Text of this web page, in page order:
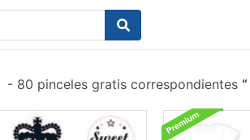
- 80 pinceles gratis correspondientes